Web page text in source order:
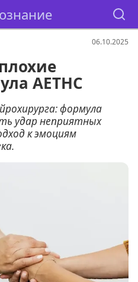
06.10.2025
AETHC
формула
удар неприятных
к эмоциям